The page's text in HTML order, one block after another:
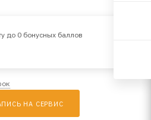
до 0 бонусных баллов
НА СЕРВИС